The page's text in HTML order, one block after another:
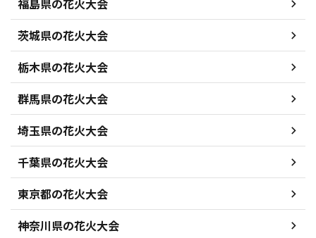
福島県の花火大会
茨城県の花火大会
栃木県の花火大会
群馬県の花火大会
埼玉県の花火大会
千葉県の花火大会
東京都の花火大会
神奈川県の花火大会